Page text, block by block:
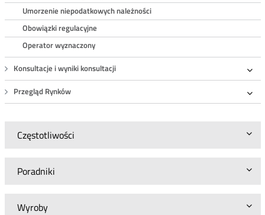
Umorzenie niepodatkowych należności
Obowiązki regulacyjne
Operator wyznaczony
Konsultacje i wyniki konsultacji
Przegląd Rynków
Częstotliwości
Poradniki
Wyroby